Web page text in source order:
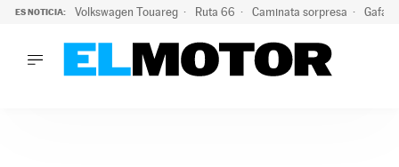
ES NOTICIA: Volkswagen Touareg Ruta 66 Caminata sorpresa Gafas